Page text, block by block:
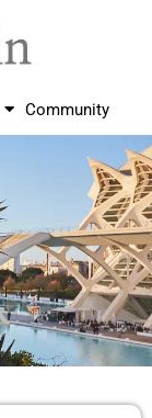
Community